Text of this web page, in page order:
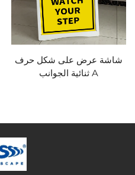
شاشة عرض على شكل حرف